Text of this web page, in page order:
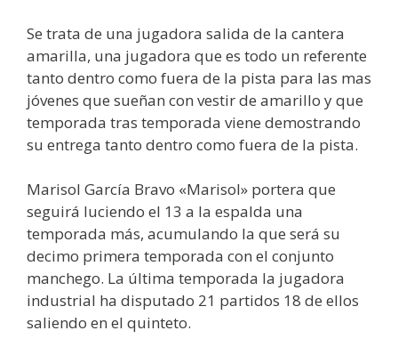
Se trata de una jugadora salida de la cantera
amarilla, una jugadora que es todo un referente
tanto dentro como fuera de la pista para las mas
jóvenes que sueñan con vestir de amarillo y que
temporada tras temporada viene demostrando
su entrega tanto dentro como fuera de la pista.
Marisol García Bravo «Marisol» portera que
seguirá luciendo el 13 a la espalda una
temporada más, acumulando la que será su
decimo primera temporada con el conjunto
manchego. La última temporada la jugadora
industrial ha disputado 21 partidos 18 de ellos
saliendo en el quinteto.